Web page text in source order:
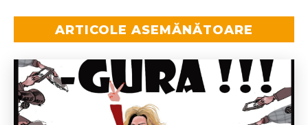
ARTICOLE ASEMĂNĂTOARE